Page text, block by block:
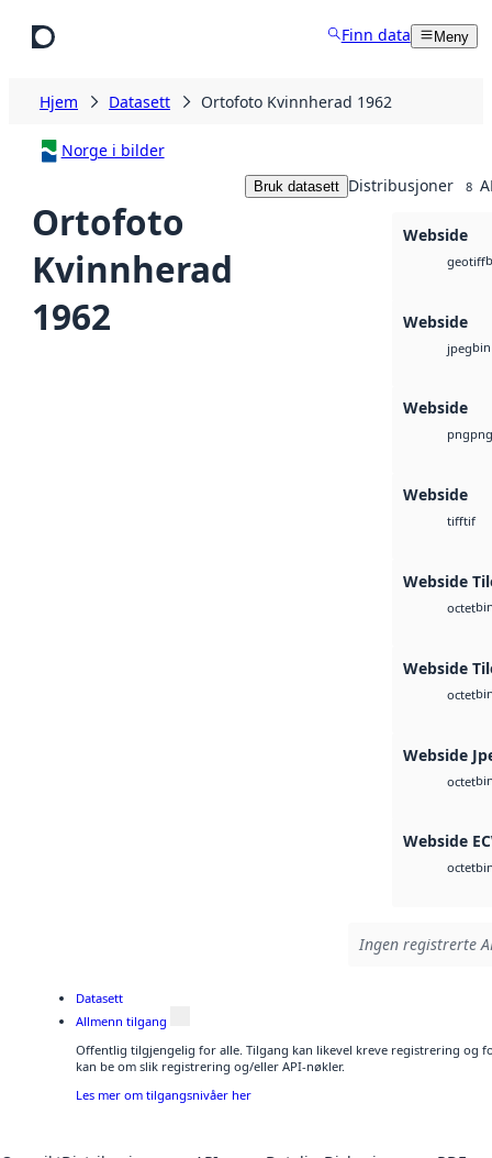
Finn data Meny
Hjem Datasett Ortofoto Kvinnherad 1962
Norge i bilder
Ortofoto
Kvinnherad
1962
Bruk datasett Distribusjoner 8
Webside
geotiff
Webside
jpegbin
Webside
pngpng
Webside
tifftif
Webside
octet
Webside
octet
Webside
octet
Webside
octet
Ingen registrerte
Datasett
Allmenn tilgang
Offentlig tilgjengelig for alle. Tilgang kan likevel kreve registrering og
kan be om slik registrering og/eller API-nøkler.
Les mer om tilgangsnivåer her